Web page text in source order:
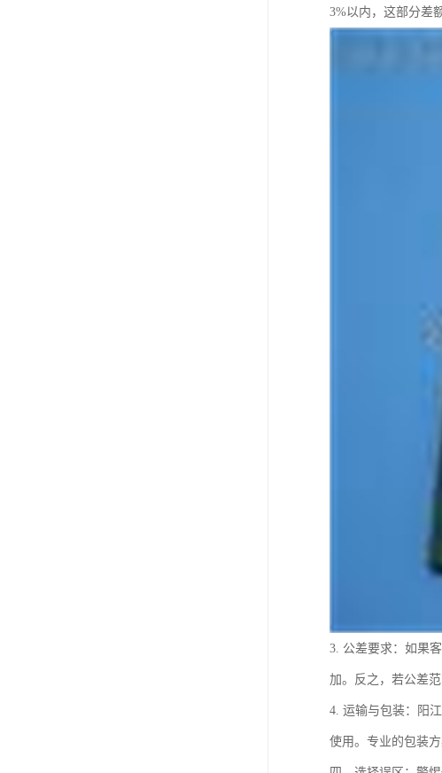
3%以内，这部分差
3. 公差要求：如果
加。反之，若公差
4. 运输与包装：阳
使用。专业的包装